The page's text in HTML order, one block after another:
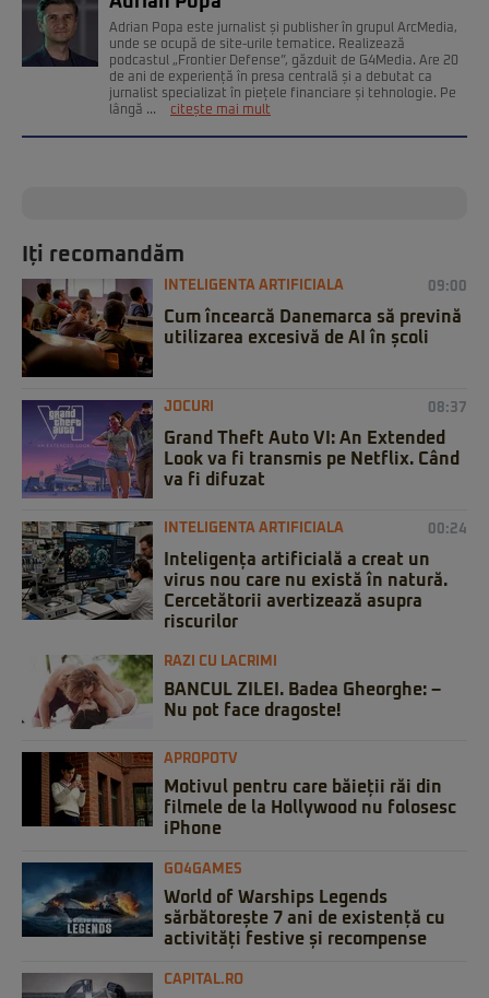
Adrian Popa este jurnalist și publisher în grupul ArcMedia,
unde se ocupă de site-urile tematice. Realizează
podcastul „Frontier Defense”, găzduit de G4Media. Are 20
de ani de experiență în presa centrală și a debutat ca
jurnalist specializat în piețele financiare și tehnologie. Pe
lângă ...
citește mai mult
Iți recomandăm
INTELIGENTA ARTIFICIALA 09:00
Cum încearcă Danemarca să prevină
utilizarea excesivă de AI în școli
JOCURI 08:37
Grand Theft Auto VI: An Extended
Look va fi transmis pe Netflix. Când
va fi difuzat
INTELIGENTA ARTIFICIALA 00:24
Inteligența artificială a creat un
virus nou care nu există în natură.
Cercetătorii avertizează asupra
riscurilor
RAZI CU LACRIMI
BANCUL ZILEI. Badea Gheorghe: –
Nu pot face dragoste!
APROPOTV
Motivul pentru care băieții răi din
filmele de la Hollywood nu folosesc
iPhone
GO4GAMES
World of Warships Legends
sărbătorește 7 ani de existență cu
activități festive și recompense
CAPITAL.RO